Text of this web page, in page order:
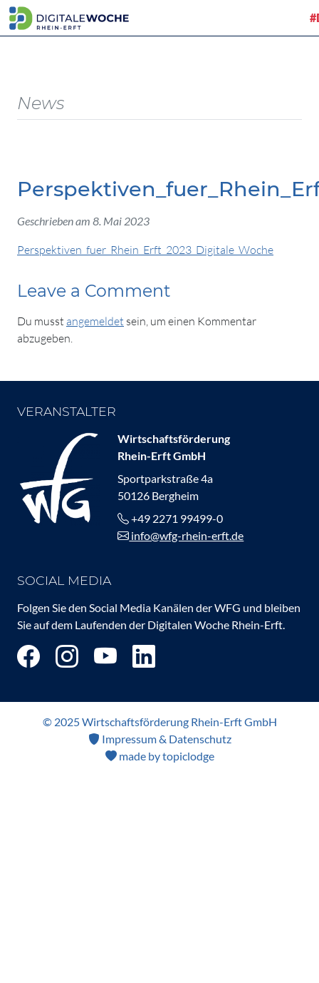
News
Geschrieben am 8. Mai 2023
Perspektiven_fuer_Rhein_Erft_2023_Digitale_Woche
Leave a Comment
Du musst angemeldet sein, um einen Kommentar
abzugeben.
VERANSTALTER
Wirtschaftsförderung
Rhein-Erft GmbH
Sportparkstraße 4a
50126 Bergheim
+49 2271 99499-0
info@wfg-rhein-erft.de
SOCIAL MEDIA
Folgen Sie den Social Media Kanälen der WFG und bleiben
Sie auf dem Laufenden der Digitalen Woche Rhein-Erft.
© 2025 Wirtschaftsförderung Rhein-Erft GmbH
Impressum & Datenschutz
made by topiclodge